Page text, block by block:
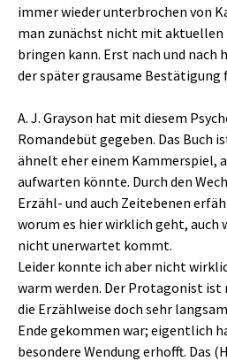
immer wieder unterbrochen von
man zunächst nicht mit aktuellen
bringen kann. Erst nach und nach
der später grausame Bestätigung
A. J. Grayson hat mit diesem
Romandebüt gegeben. Das Buch
ähnelt eher einem Kammerspiel,
aufwarten könnte. Durch den
Erzähl- und auch Zeitebenen
worum es hier wirklich geht, auch
nicht unerwartet kommt.
Leider konnte ich aber nicht
warm werden. Der Protagonist ist
die Erzählweise doch sehr
Ende gekommen war; eigentlich
besondere Wendung erhofft. Das